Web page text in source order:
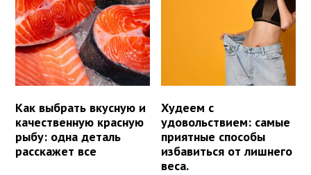
Как выбрать вкусную и
качественную красную
рыбу: одна деталь
расскажет все
Худеем с
удовольствием: самые
приятные способы
избавиться от лишнего
веса.